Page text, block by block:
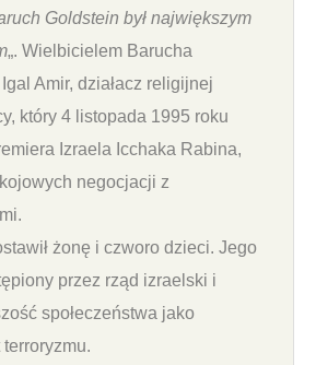
Goldstein był największym
„. Wielbicielem Barucha
Amir, działacz religijnej
który 4 listopada 1995 roku
Izraela Icchaka Rabina,
negocjacji z
żonę i czworo dzieci. Jego
przez rząd izraelski i
społeczeństwa jako